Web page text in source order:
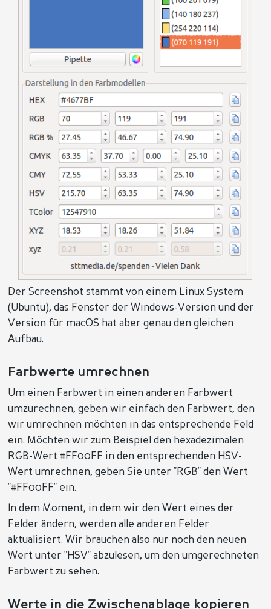
Der Screenshot stammt von einem Linux System
(Ubuntu), das Fenster der Windows-Version und der
Version für macOS hat aber genau den gleichen
Aufbau.
Farbwerte umrechnen
Um einen Farbwert in einen anderen Farbwert
umzurechnen, geben wir einfach den Farbwert, den
wir umrechnen möchten in das entsprechende Feld
ein. Möchten wir zum Beispiel den hexadezimalen
RGB-Wert #FF00FF in den entsprechenden HSV-
Wert umrechnen, geben Sie unter "RGB" den Wert
"#FF00FF" ein.
In dem Moment, in dem wir den Wert eines der
Felder ändern, werden alle anderen Felder
aktualisiert. Wir brauchen also nur noch den neuen
Wert unter "HSV" abzulesen, um den umgerechneten
Farbwert zu sehen.
Werte in die Zwischenablage kopieren